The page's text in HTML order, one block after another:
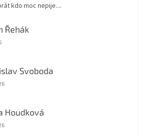
kdo moc nepije....
Řehák
obchodu je 5 z 5 hvězdiček.
Svoboda
obchodu je 5 z 5 hvězdiček.
Houdková
obchodu je 5 z 5 hvězdiček.